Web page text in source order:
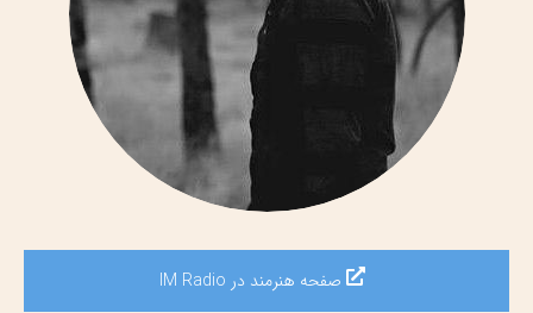
صفحه هنرمند در IM Radio